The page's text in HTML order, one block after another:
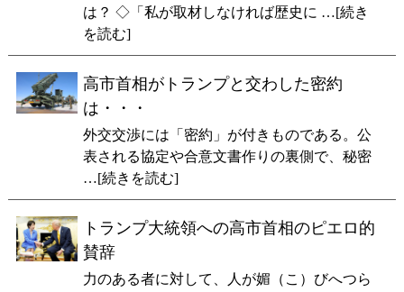
は？ ◇「私が取材しなければ歴史に …[続き
を読む]
高市首相がトランプと交わした密約
は・・・
外交交渉には「密約」が付きものである。公
表される協定や合意文書作りの裏側で、秘密
…[続きを読む]
トランプ大統領への高市首相のピエロ的
賛辞
力のある者に対して、人が媚（こ）びへつら